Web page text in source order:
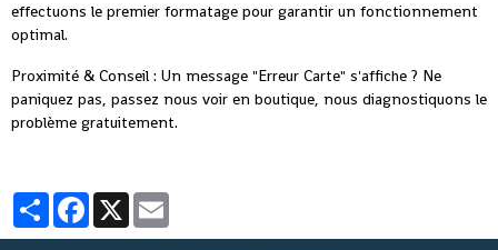
effectuons le premier formatage pour garantir un fonctionnement
optimal.
Proximité & Conseil : Un message "Erreur Carte" s'affiche ? Ne
paniquez pas, passez nous voir en boutique, nous diagnostiquons le
problème gratuitement.
PartagerFacebook
X